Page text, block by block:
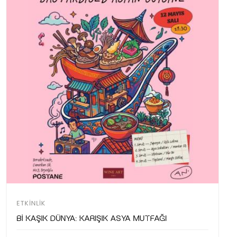
ETKINLIK
Bi Kaşık Dünya: Karışık Asya Mutfağı